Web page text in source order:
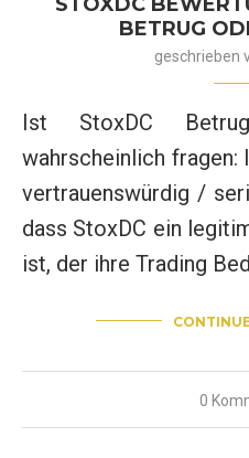
BETRUG
geschrieben
Ist StoxDC
wahrscheinlich
vertrauenswürdig /
dass StoxDC ein
ist, der ihre Trading
0